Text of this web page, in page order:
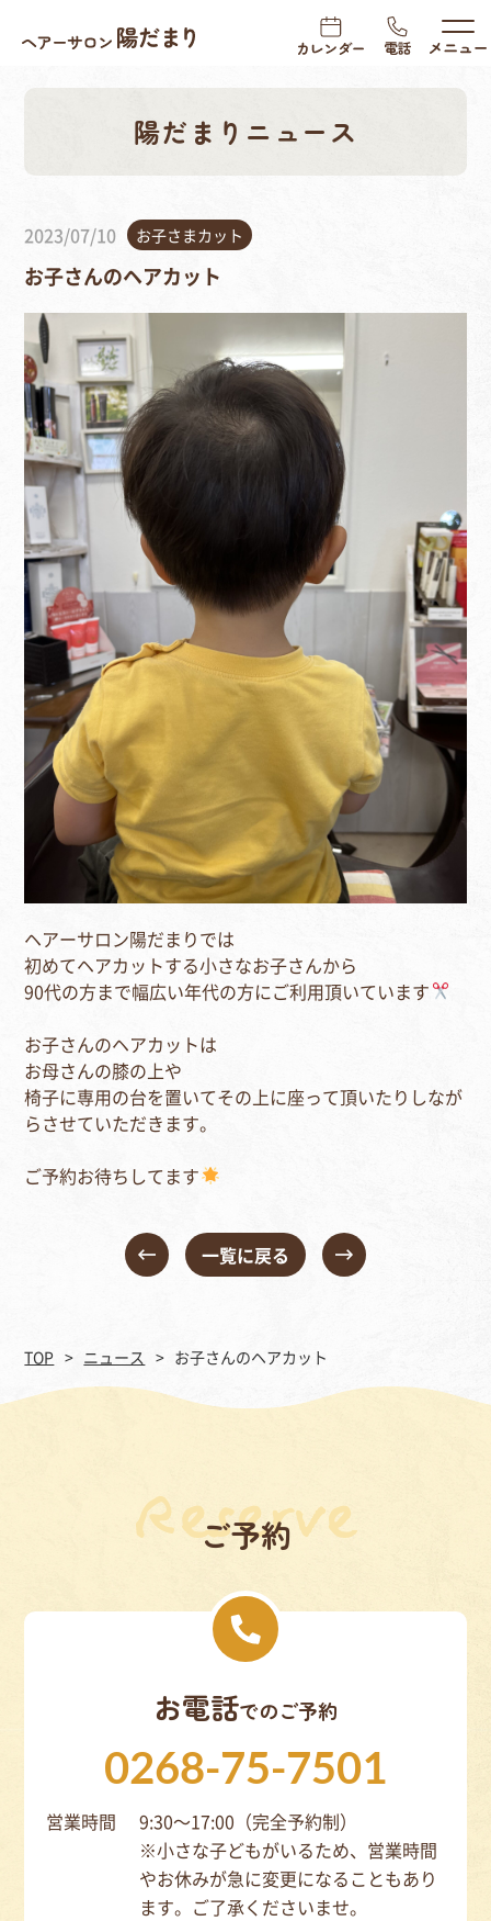
陽だまりニュース
2023/07/10 お子さまカット
お子さんのヘアカット
ヘアーサロン陽だまりでは
初めてヘアカットする小さなお子さんから
90代の方まで幅広い年代の方にご利用頂いています
お子さんのヘアカットは
お母さんの膝の上や
椅子に専用の台を置いてその上に座って頂いたりしなが
らさせていただきます。
ご予約お待ちしてます
一覧に戻る
TOP ニュース お子さんのヘアカット
ご予約
お電話でのご予約
0268-75-7501
営業時間
9:30～17:00（完全予約制）
※小さな子どもがいるため、営業時間
やお休みが急に変更になることもあり
ます。ご了承くださいませ。